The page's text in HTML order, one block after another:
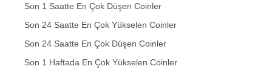
Son 1 Saatte En Çok Düşen Coinler
Son 24 Saatte En Çok Yükselen Coinler
Son 24 Saatte En Çok Düşen Coinler
Son 1 Haftada En Çok Yükselen Coinler